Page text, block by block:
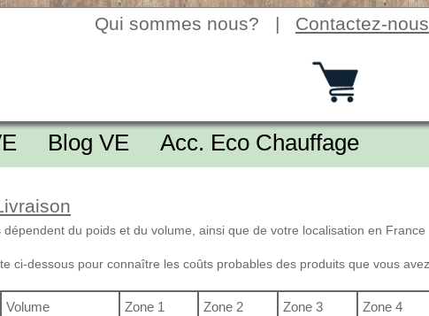
Qui sommes nous? | Contactez-nous
Blog VE Acc. Eco Chauffage
du poids et du volume, ainsi que de votre localisation en France
ci-dessous pour connaître les coûts probables des produits que vous
Volume Zone 1 Zone 2 Zone 3 Zone 4